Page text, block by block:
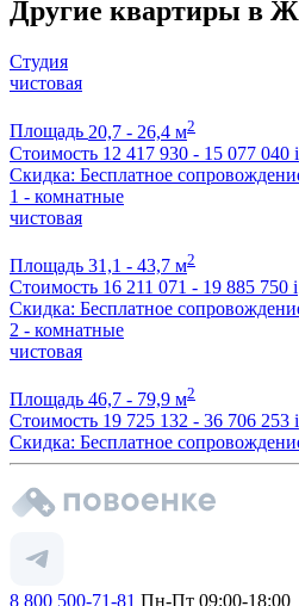
Другие квартиры в
Студия
чистовая
Площадь 20,7 - 26,4 м2
Стоимость 12 417 930 - 15 077 040 i
Скидка: Бесплатное
1 - комнатные
чистовая
Площадь 31,1 - 43,7 м2
Стоимость 16 211 071 - 19 885 750 i
Скидка: Бесплатное
2 - комнатные
чистовая
Площадь 46,7 - 79,9 м2
Стоимость 19 725 132 - 36 706 253 i
Скидка: Бесплатное
8 800 500-71-81 Пн-Пт 09:00-18:00